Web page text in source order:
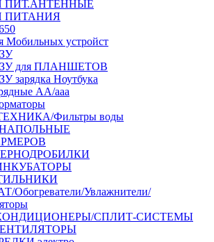
ПИТ.АНТЕННЫЕ
ПИТАНИЯ
Мобильных устройст
для ПЛАНШЕТОВ
зарядка Ноутбука
АА/ааа
Фильтры воды
Обогреватели/Увлажнители/
СПЛИТ-СИСТЕМЫ